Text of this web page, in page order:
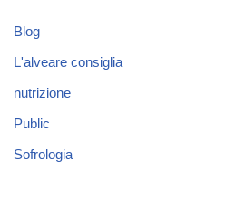
Blog
L'alveare consiglia
nutrizione
Public
Sofrologia